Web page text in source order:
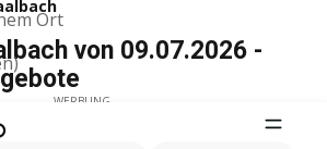
Ort
von 09.07.2026 -
WERBUNG